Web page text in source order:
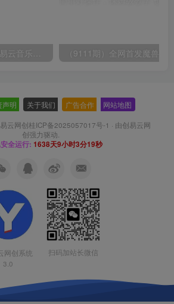
声明 关于我们 广告合作 网站地图
云网创桂ICP备2025057017号-1 · 由创易云网
创强力驱动.
全运行: 1638天9小时3分20秒
网创系统
3.0
扫码加站长微信